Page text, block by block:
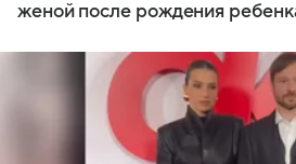
женой после рождения